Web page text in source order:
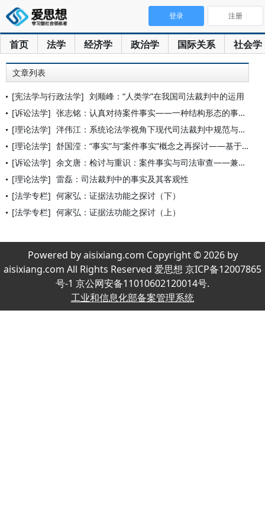
首页 法学 经济学 政治学 国际关系 社会学
登录 注册
文章列表
[宪法学与行政法学] 刘顺峰：“人类学”在我国司法裁判中的运用
[诉讼法学] 张志铭：认真对待案件事实——一种结构形态的事实
[理论法学] 泮伟江：系统论法学视角下现代司法裁判中规范与事实的区分
[理论法学] 舒国滢：“事实”与“案件事实”概念之再探讨——基于哲学与法学
[诉讼法学] 余文唐：检讨与重识：案件事实与司法审查——兼及反思行政案件驳
[理论法学] 雷磊：司法裁判中的事实及其客观性
[法学专栏] 何家弘：证据法功能之探讨（下）
[法学专栏] 何家弘：证据法功能之探讨（上）
Powered by aisixiang.com Copyright © 2026 by
aisixiang.com All Rights Reserved 爱思想 京ICP备12007865
号-1 京公网安备11010602120014号.
工业和信息化部备案管理系统